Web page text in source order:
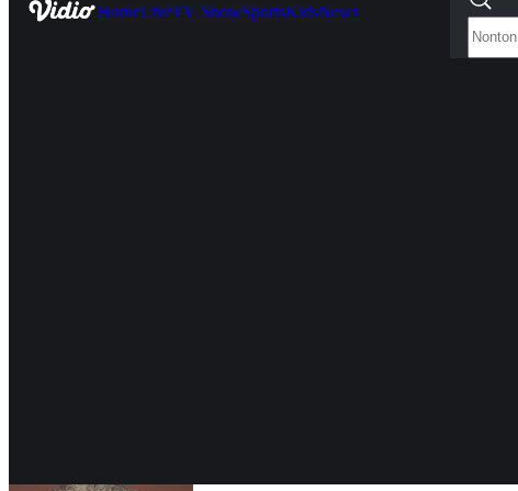
HomeLiveTV ShowSportsKidsNews